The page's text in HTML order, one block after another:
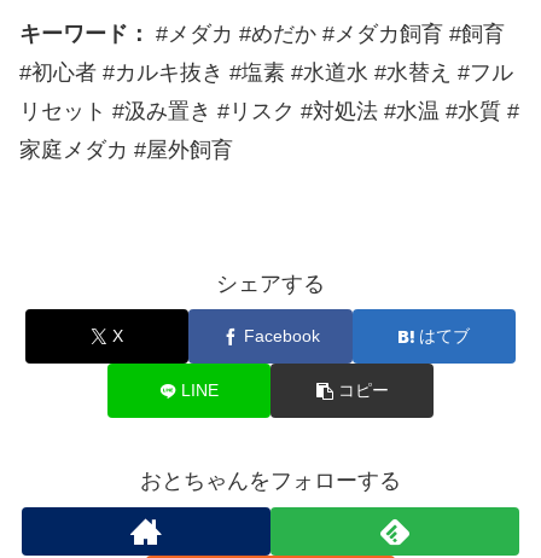
キーワード： #メダカ #めだか #メダカ飼育 #飼育
#初心者 #カルキ抜き #塩素 #水道水 #水替え #フル
リセット #汲み置き #リスク #対処法 #水温 #水質 #
家庭メダカ #屋外飼育
シェアする
X Facebook はてブ
LINE コピー
おとちゃんをフォローする